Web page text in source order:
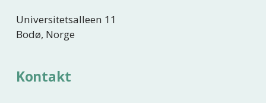
Universitetsalleen 11
Bodø, Norge
Kontakt